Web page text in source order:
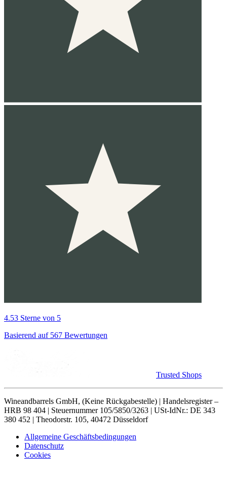
4.53 Sterne von 5
Basierend auf 567 Bewertungen
Trusted Shops
Wineandbarrels GmbH, (Keine Rückgabestelle) | Handelsregister –
HRB 98 404 | Steuernummer 105/5850/3263 | USt-IdNr.: DE 343
380 452 | Theodorstr. 105, 40472 Düsseldorf
Allgemeine Geschäftsbedingungen
Datenschutz
Cookies